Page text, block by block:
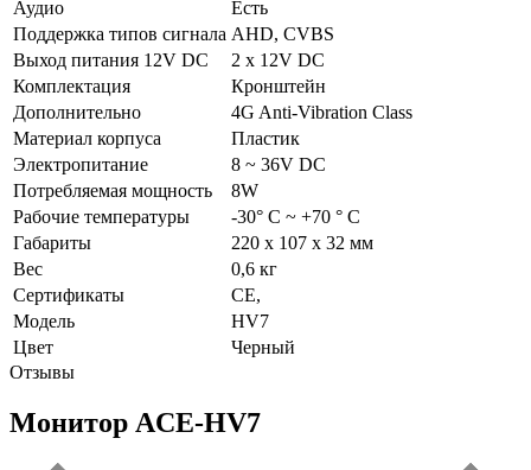
Аудио
Есть
Поддержка типов сигнала AHD, CVBS
Выход питания 12V DC
2 х 12V DC
Комплектация
Кронштейн
Дополнительно
4G Anti-Vibration Class
Материал корпуса
Пластик
Электропитание
8 ~ 36V DC
Потребляемая мощность
8W
Рабочие температуры
-30° C ~ +70 ° C
Габариты
220 x 107 x 32 мм
Вес
0,6 кг
Сертификаты
СE,
Модель
HV7
Цвет
Черный
Отзывы
Монитор ACE-HV7